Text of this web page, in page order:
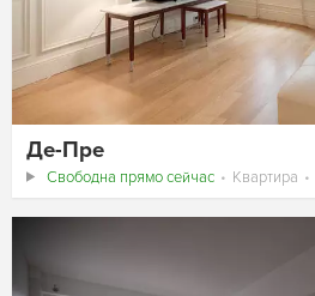
Де-Пре
Свободна прямо сейчас Квартира